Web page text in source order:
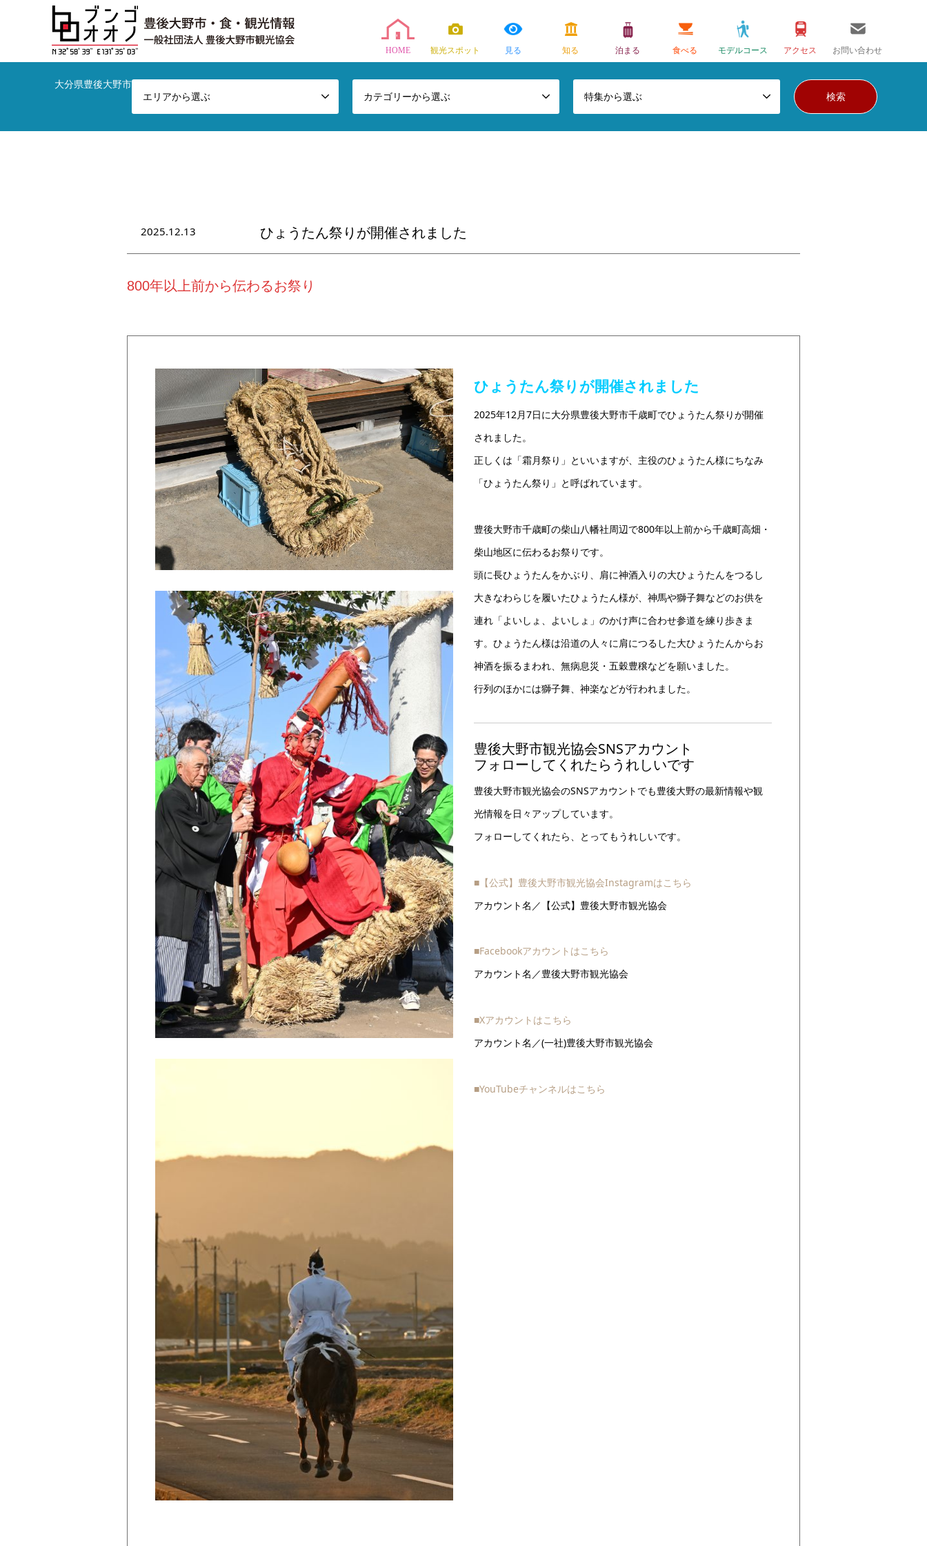
大分県豊後大野市の観光やお店など総合情報サイトです！
HOME 観光スポット 見る 知る 泊まる 食べる モデルコース アクセス お問い合わせ
エリアから選ぶ カテゴリーから選ぶ 特集から選ぶ
2025.12.13 ひょうたん祭りが開催されました
800年以上前から伝わるお祭り
ひょうたん祭りが開催されました
2025年12月7日に大分県豊後大野市千歳町でひょうたん祭りが開催
されました。
正しくは「霜月祭り」といいますが、主役のひょうたん様にちなみ
「ひょうたん祭り」と呼ばれています。
豊後大野市千歳町の柴山八幡社周辺で800年以上前から千歳町高畑・
柴山地区に伝わるお祭りです。
頭に長ひょうたんをかぶり、肩に神酒入りの大ひょうたんをつるし
大きなわらじを履いたひょうたん様が、神馬や獅子舞などのお供を
連れ「よいしょ、よいしょ」のかけ声に合わせ参道を練り歩きま
す。ひょうたん様は沿道の人々に肩につるした大ひょうたんからお
神酒を振るまわれ、無病息災・五穀豊穣などを願いました。
行列のほかには獅子舞、神楽などが行われました。
豊後大野市観光協会SNSアカウント
フォローしてくれたらうれしいです
豊後大野市観光協会のSNSアカウントでも豊後大野の最新情報や観
光情報を日々アップしています。
フォローしてくれたら、とってもうれしいです。
■【公式】豊後大野市観光協会Instagramはこちら
アカウント名／【公式】豊後大野市観光協会
■Facebookアカウントはこちら
アカウント名／豊後大野市観光協会
■Xアカウントはこちら
アカウント名／(一社)豊後大野市観光協会
■YouTubeチャンネルはこちら